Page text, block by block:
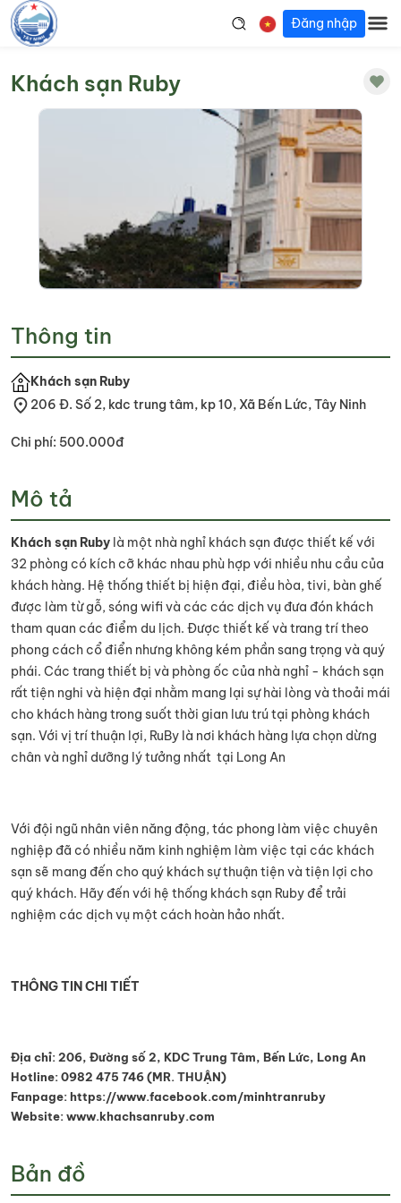
Đăng nhập
Khách sạn Ruby
Thông tin
Khách sạn Ruby
206 Đ. Số 2, kdc trung tâm, kp 10, Xã Bến Lức, Tây Ninh
Chi phí: 500.000đ
Mô tả
Khách sạn Ruby là một nhà nghỉ khách sạn được thiết kế với
32 phòng có kích cỡ khác nhau phù hợp với nhiều nhu cầu của
khách hàng. Hệ thống thiết bị hiện đại, điều hòa, tivi, bàn ghế
được làm từ gỗ, sóng wifi và các các dịch vụ đưa đón khách
tham quan các điểm du lịch. Được thiết kế và trang trí theo
phong cách cổ điển nhưng không kém phần sang trọng và quý
phái. Các trang thiết bị và phòng ốc của nhà nghỉ - khách sạn
rất tiện nghi và hiện đại nhằm mang lại sự hài lòng và thoải mái
cho khách hàng trong suốt thời gian lưu trú tại phòng khách
sạn. Với vị trí thuận lợi, RuBy là nơi khách hàng lựa chọn dừng
chân và nghỉ dưỡng lý tưởng nhất tại Long An
Với đội ngũ nhân viên năng động, tác phong làm việc chuyên
nghiệp đã có nhiều năm kinh nghiệm làm việc tại các khách
sạn sẽ mang đến cho quý khách sự thuận tiện và tiện lợi cho
quý khách. Hãy đến với hệ thống khách sạn Ruby để trải
nghiệm các dịch vụ một cách hoàn hảo nhất.
THÔNG TIN CHI TIẾT
Địa chỉ: 206, Đường số 2, KDC Trung Tâm, Bến Lức, Long An
Hotline: 0982 475 746 (MR. THUẬN)
Fanpage: https://www.facebook.com/minhtranruby
Website: www.khachsanruby.com
Bản đồ